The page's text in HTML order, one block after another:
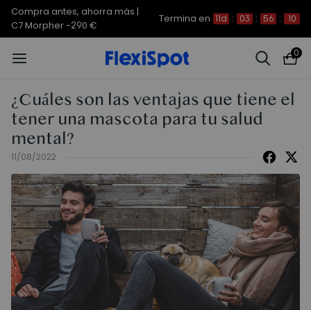
Compra antes, ahorra más |
C7 Morpher -290 €
Termina en 11d : 03 : 56 : 10
0
¿Cuáles son las ventajas que tiene el
tener una mascota para tu salud
mental?
11/08/2022